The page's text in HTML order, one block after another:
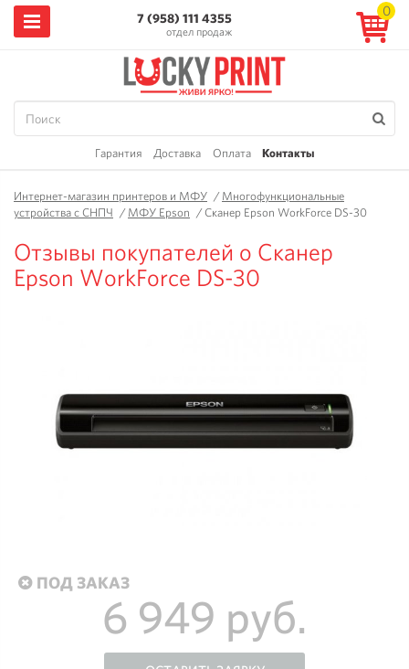
7 (958) 111 4355
отдел продаж
0
Гарантия Доставка Оплата Контакты
Интернет-магазин принтеров и МФУ /Многофункциональные
устройства с СНПЧ /МФУ Epson /Сканер Epson WorkForce DS-30
Отзывы покупателей о Сканер
Epson WorkForce DS-30
ПОД ЗАКАЗ
6 949 руб.